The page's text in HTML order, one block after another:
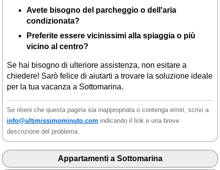
Avete bisogno del parcheggio o dell'aria
condizionata?
Preferite essere vicinissimi alla spiaggia o più
vicino al centro?
Se hai bisogno di ulteriore assistenza, non esitare a
chiedere! Sarò felice di aiutarti a trovare la soluzione ideale
per la tua vacanza a Sottomarina.
Se ritieni che questa pagina sia inappropriata o contenga errori, scrivi a
info@ultimissimominuto.com indicando il link e una breve
descrizione del problema.
Appartamenti a Sottomarina